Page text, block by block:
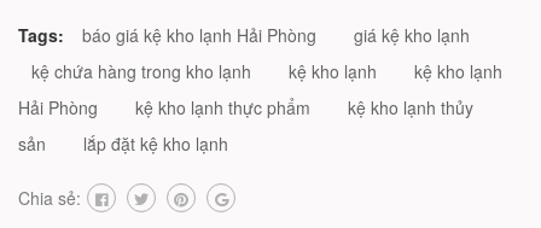
Tags: báo giá kệ kho lạnh Hải Phòng
giá kệ kho lạnh
kệ chứa hàng trong kho lạnh
kệ kho lạnh
kệ kho lạnh
Hải Phòng
kệ kho lạnh thực phẩm
kệ kho lạnh thủy
sản
lắp đặt kệ kho lạnh
Chia sẻ: